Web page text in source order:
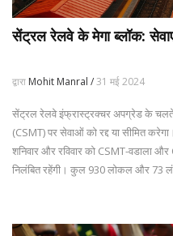
सेंट्रल रेलवे के मेगा ब्लॉक: सेवाएं
द्वारा Mohit Manral /31 मई 2024
सेंट्रल रेलवे इंफ्रास्ट्रक्चर अपग्रेड के चलते
(CSMT) पर सेवाओं को रद्द या सीमित
शनिवार और रविवार को CSMT-वडाला
निलंबित रहेंगी। कुल 930 लोकल और 73 लंबी